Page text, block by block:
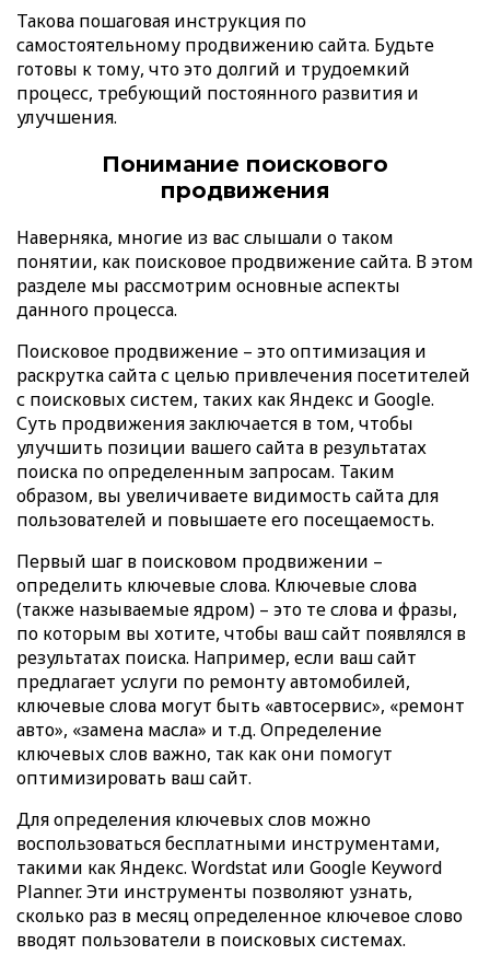
Такова пошаговая инструкция по
самостоятельному продвижению сайта. Будьте
готовы к тому, что это долгий и трудоемкий
процесс, требующий постоянного развития и
улучшения.
Понимание поискового
продвижения
Наверняка, многие из вас слышали о таком
понятии, как поисковое продвижение сайта. В этом
разделе мы рассмотрим основные аспекты
данного процесса.
Поисковое продвижение – это оптимизация и
раскрутка сайта с целью привлечения посетителей
с поисковых систем, таких как Яндекс и Google.
Суть продвижения заключается в том, чтобы
улучшить позиции вашего сайта в результатах
поиска по определенным запросам. Таким
образом, вы увеличиваете видимость сайта для
пользователей и повышаете его посещаемость.
Первый шаг в поисковом продвижении –
определить ключевые слова. Ключевые слова
(также называемые ядром) – это те слова и фразы,
по которым вы хотите, чтобы ваш сайт появлялся в
результатах поиска. Например, если ваш сайт
предлагает услуги по ремонту автомобилей,
ключевые слова могут быть «автосервис», «ремонт
авто», «замена масла» и т.д. Определение
ключевых слов важно, так как они помогут
оптимизировать ваш сайт.
Для определения ключевых слов можно
воспользоваться бесплатными инструментами,
такими как Яндекс. Wordstat или Google Keyword
Planner. Эти инструменты позволяют узнать,
сколько раз в месяц определенное ключевое слово
вводят пользователи в поисковых системах.